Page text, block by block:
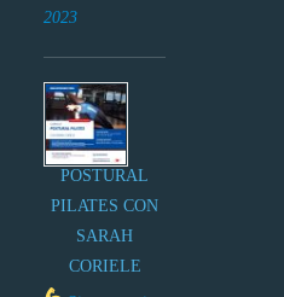
2023
POSTURAL
PILATES CON
SARAH
CORIELE